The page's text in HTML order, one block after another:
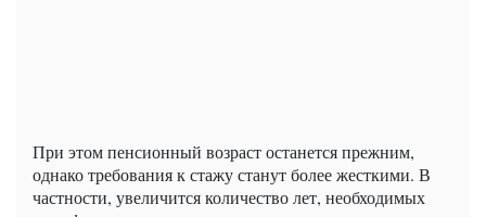
При этом пенсионный возраст останется прежним,
однако требования к стажу станут более жесткими. В
частности, увеличится количество лет, необходимых